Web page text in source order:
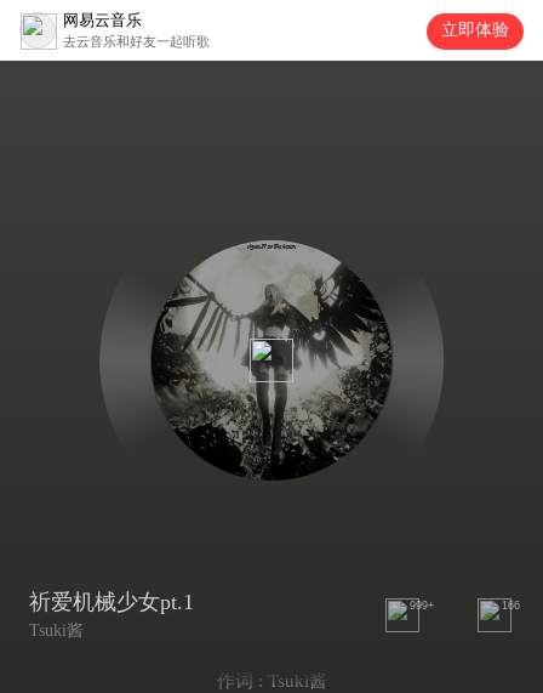
网易云音乐
去云音乐和好友一起听歌
立即体验
祈爱机械少女pt.1
Tsuki酱
999+ 166
作词 : Tsuki酱